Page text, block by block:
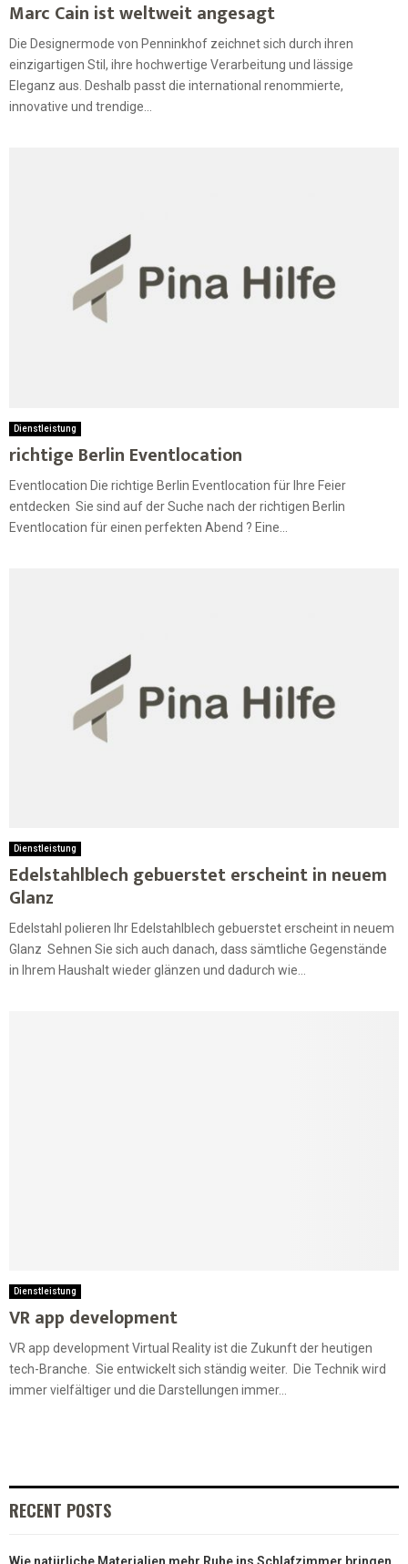
Marc Cain ist weltweit angesagt
Die Designermode von Penninkhof zeichnet sich durch ihren
einzigartigen Stil, ihre hochwertige Verarbeitung und lässige
Eleganz aus. Deshalb passt die international renommierte,
innovative und trendige...
Dienstleistung
richtige Berlin Eventlocation
Eventlocation Die richtige Berlin Eventlocation für Ihre Feier
entdecken Sie sind auf der Suche nach der richtigen Berlin
Eventlocation für einen perfekten Abend ? Eine...
Dienstleistung
Edelstahlblech gebuerstet erscheint in neuem
Glanz
Edelstahl polieren Ihr Edelstahlblech gebuerstet erscheint in neuem
Glanz Sehnen Sie sich auch danach, dass sämtliche Gegenstände
in Ihrem Haushalt wieder glänzen und dadurch wie...
Dienstleistung
VR app development
VR app development Virtual Reality ist die Zukunft der heutigen
tech-Branche. Sie entwickelt sich ständig weiter. Die Technik wird
immer vielfältiger und die Darstellungen immer...
RECENT POSTS